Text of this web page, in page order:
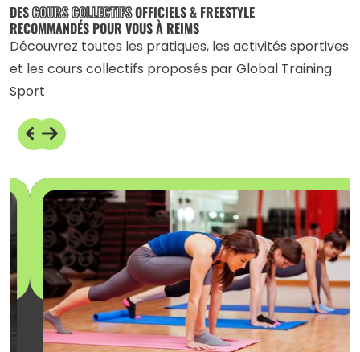
DESCOURS COLLECTIFSOFFICIELS & FREESTYLE
RECOMMANDÉS POUR VOUS À REIMS
Découvrez toutes les pratiques, les activités sportives
et les cours collectifs proposés par Global Training
Sport